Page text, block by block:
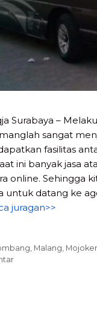
Surabaya –
sangat
fasilitas
ini banyak jasa
online. Sehingga
untuk datang ke
juragan>>
Malang